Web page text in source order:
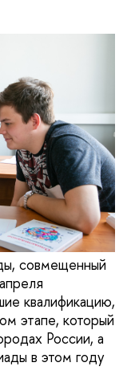
совмещенный
квалификацию,
этапе, который
России, а
в этом году